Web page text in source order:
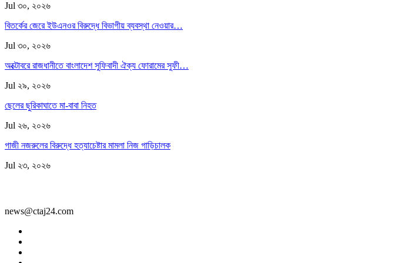
Jul ৩০, ২০২৬
বিতর্কের জেরে ইউএনওর বিরুদ্ধে বিভাগীয় ব্যবস্থা নেওয়ার…
Jul ৩০, ২০২৬
অক্টোবরে রাজধানীতে বাংলাদেশ সুফিবাদী ঐক্য ফোরামের সুফী…
Jul ২৯, ২০২৬
ছেলের ছুরিকাঘাতে মা-বাবা নিহত
Jul ২৬, ২০২৬
গাজী নজরুলের বিরুদ্ধে হত্যাচেষ্টার মামলা নিজ গাড়িচালক
Jul ২৩, ২০২৬
news@ctaj24.com